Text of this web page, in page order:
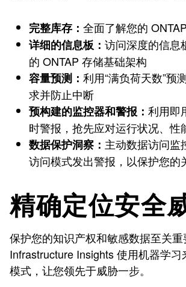
完整库存： 全面了解您的
详细的信息板： 访问深度的信息
的 ONTAP 存储基础架构
容量预测： 利用“满负荷天数”预
求并防止中断
预构建的监控器和警报： 利用即
时警报，抢先应对运行状况、性
数据保护洞察： 主动数据访问监
访问模式发出警报，以保护您的
精确定位安全
保护您的知识产权和敏感数据至关
Infrastructure Insights 使用机器学习
模式，让您领先于威胁一步。